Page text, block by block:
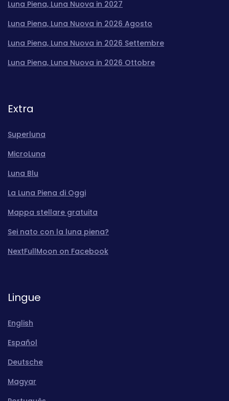
Luna Piena, Luna Nuova in 2027
Luna Piena, Luna Nuova in 2026 Agosto
Luna Piena, Luna Nuova in 2026 Settembre
Luna Piena, Luna Nuova in 2026 Ottobre
Extra
Superluna
MicroLuna
Luna Blu
La Luna Piena di Oggi
Mappa stellare gratuita
Sei nato con la luna piena?
NextFullMoon on Facebook
Lingue
English
Español
Deutsche
Magyar